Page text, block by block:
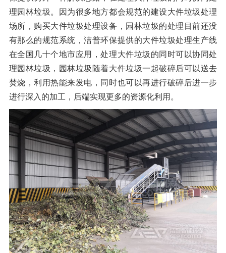
理园林垃圾。因为很多地方都会规范的建设大件垃圾处理
场所，购买大件垃圾处理设备，园林垃圾的处理目前还没
有那么的规范系统，洁普环保提供的大件垃圾处理生产线
在全国几十个地市应用，处理大件垃圾的同时可以协同处
理园林垃圾，园林垃圾随着大件垃圾一起破碎后可以送去
焚烧，利用热能来发电，同时也可以再进行破碎后进一步
进行深入的加工，后端实现更多的资源化利用。